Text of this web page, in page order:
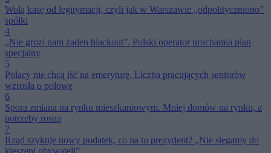
Wolą kasę od legitymacji, czyli jak w Warszawie „odpolityczniono”
spółki
4
„Nie grozi nam żaden blackout”. Polski operator uruchamia plan
specjalny
5
Polacy nie chcą iść na emeryturę. Liczba pracujących seniorów
wzrosła o połowę
6
Spora zmiana na rynku mieszkaniowym. Mniej domów na rynku, a
potrzeby rosną
7
Rząd szykuje nowy podatek, co na to prezydent? „Nie sięgamy do
kieszeni obywateli”